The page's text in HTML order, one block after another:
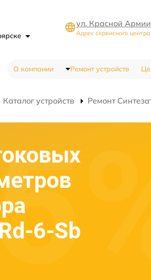
ул. Красной
Адрес сервисного
О компании Ремонт устройств
Каталог устройств Ремонт
6-Sb